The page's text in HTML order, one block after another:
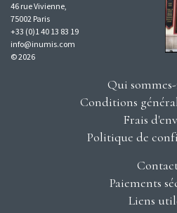
46 rue Vivienne,
75002 Paris
+33 (0)1 40 13 83 19
info@inumis.com
© 2026
Qui sommes-
Conditions
Frais
Politique de
Paiements
Liens